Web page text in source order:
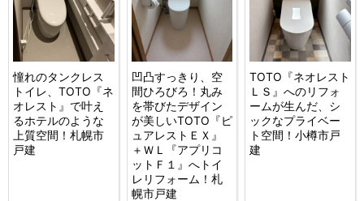
憧れのタンクレス
トイレ、TOTO『ネ
オレスト』で叶え
るホテルのような
上質空間！札幌市
戸建
凹凸すっきり、空
間ひろびろ！丸み
を帯びたデザイン
が美しいTOTO『ピ
ュアレストＥＸ』
＋ＷＬ『アプリコ
ットＦ１』へトイ
レリフォーム！札
幌市戸建
TOTO『ネオレスト
ＬＳ』へのリフォ
ームが生んだ、シ
ックなプライベー
ト空間！小樽市戸
建